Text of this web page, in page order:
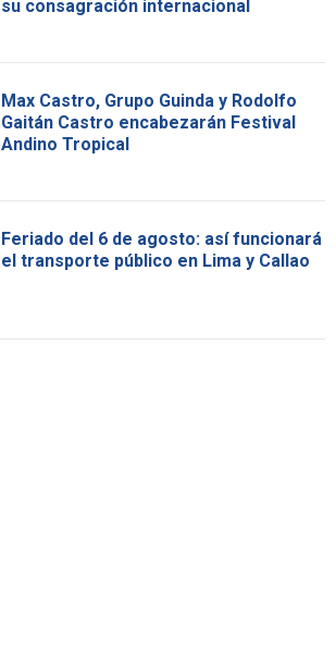
su consagración internacional
Max Castro, Grupo Guinda y Rodolfo
Gaitán Castro encabezarán Festival
Andino Tropical
Feriado del 6 de agosto: así funcionará
el transporte público en Lima y Callao